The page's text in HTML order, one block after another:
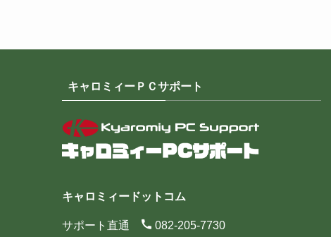
キャロミィーＰＣサポート
キャロミィードットコム
サポート直通 082-205-7730